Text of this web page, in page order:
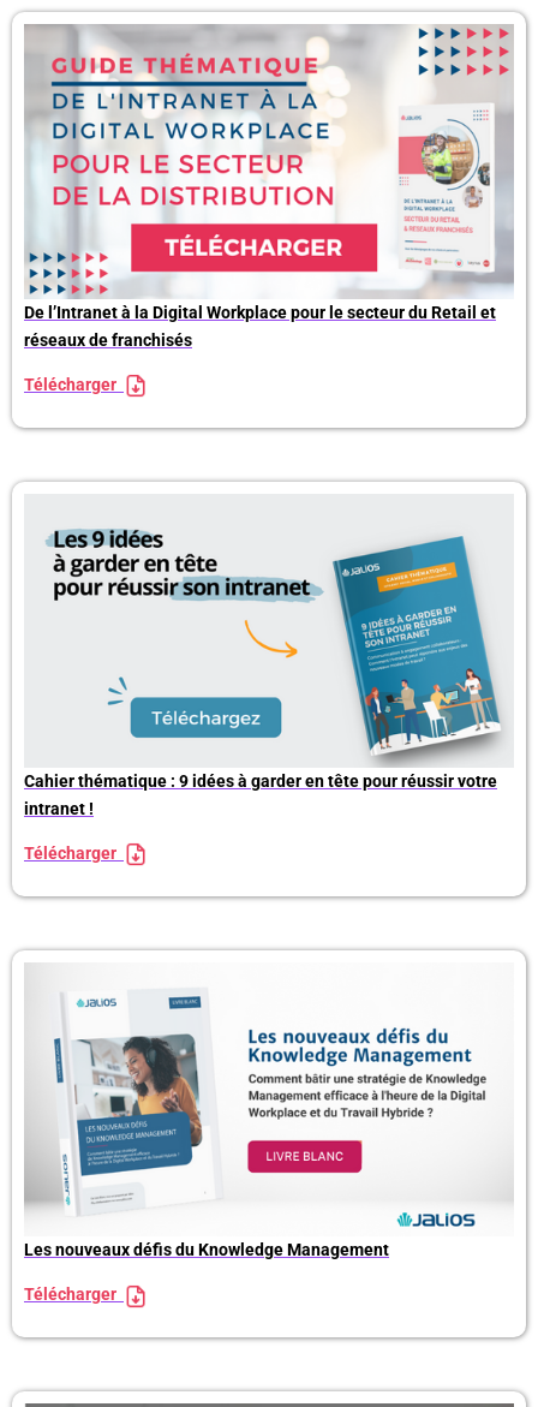
De l’Intranet à la Digital Workplace pour le secteur du Retail et
réseaux de franchisés
Télécharger
Cahier thématique : 9 idées à garder en tête pour réussir votre
intranet !
Télécharger
Les nouveaux défis du Knowledge Management
Télécharger